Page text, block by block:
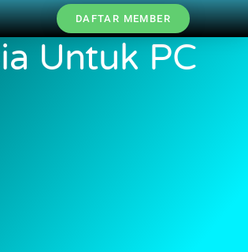
DAFTAR MEMBER
Untuk PC